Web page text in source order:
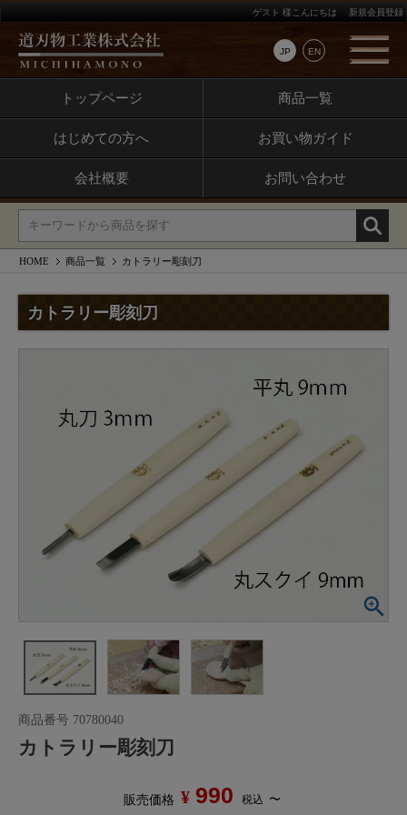
JP EN
ゲスト 様こんにちは 新規会員登録
トップページ 商品一覧
はじめての方へ お買い物ガイド
会社概要 お問い合わせ
HOME 商品一覧 カトラリー彫刻刀
カトラリー彫刻刀
商品番号 70780040
カトラリー彫刻刀
販売価格 ¥ 990 税込 〜